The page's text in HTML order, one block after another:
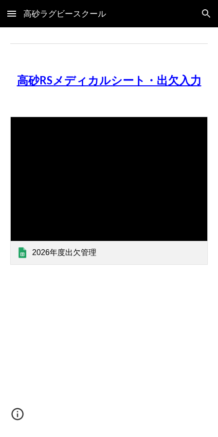
Skip to main content Skip to navigation
高砂ラグビースクール
高砂RSメディカルシート・出欠入力
2026年度出欠管理